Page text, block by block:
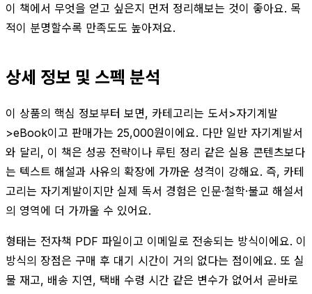
이 책에서 무엇을 얻고 싶은지 먼저 정리해보는 것이 좋아요. 목
적이 분명할수록 만족도도 높아져요.
상세 정보 및 스펙 분석
이 상품의 핵심 정보부터 보면, 카테고리는 도서>자기계발
>eBook이고 판매가는 25,000원이에요. 다만 일반 자기계발서
와 달리, 이 책은 성공 전략이나 루틴 정리 같은 실용 콘텐츠보다
는 텍스트 해설과 사유의 확장에 가까운 성격이 강해요. 즉, 카테
고리는 자기계발이지만 실제 독서 경험은 인문·철학·불교 해설서
의 영역에 더 가까울 수 있어요.
형태는 전자책 PDF 파일이고 이메일로 전송되는 방식이에요. 이
방식의 장점은 구매 후 대기 시간이 거의 없다는 점이에요. 또 실
물 재고, 배송 지연, 택배 수령 시간 같은 변수가 없어서 곧바로